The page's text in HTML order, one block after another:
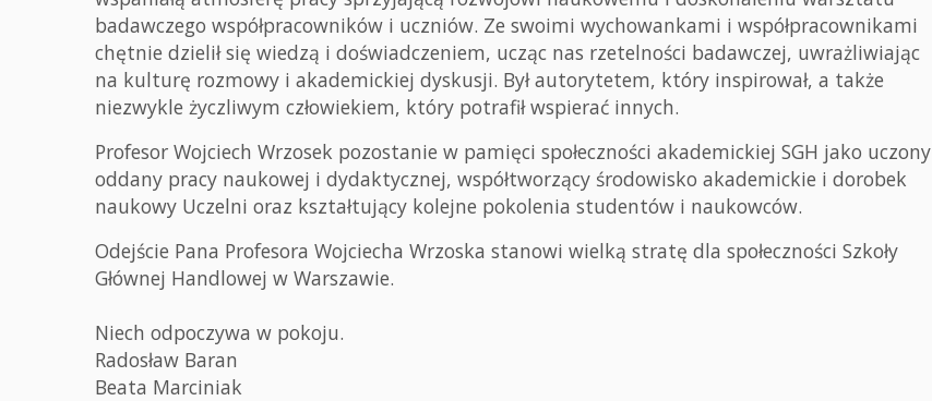
badawczego współpracowników i uczniów. Ze swoimi wychowankami i współpracownikami
chętnie dzielił się wiedzą i doświadczeniem, ucząc nas rzetelności badawczej, uwrażliwiając
na kulturę rozmowy i akademickiej dyskusji. Był autorytetem, który inspirował, a także
niezwykle życzliwym człowiekiem, który potrafił wspierać innych.
Profesor Wojciech Wrzosek pozostanie w pamięci społeczności akademickiej SGH jako uczony
oddany pracy naukowej i dydaktycznej, współtworzący środowisko akademickie i dorobek
naukowy Uczelni oraz kształtujący kolejne pokolenia studentów i naukowców.
Odejście Pana Profesora Wojciecha Wrzoska stanowi wielką stratę dla społeczności Szkoły
Głównej Handlowej w Warszawie.
Niech odpoczywa w pokoju.
Radosław Baran
Beata Marciniak